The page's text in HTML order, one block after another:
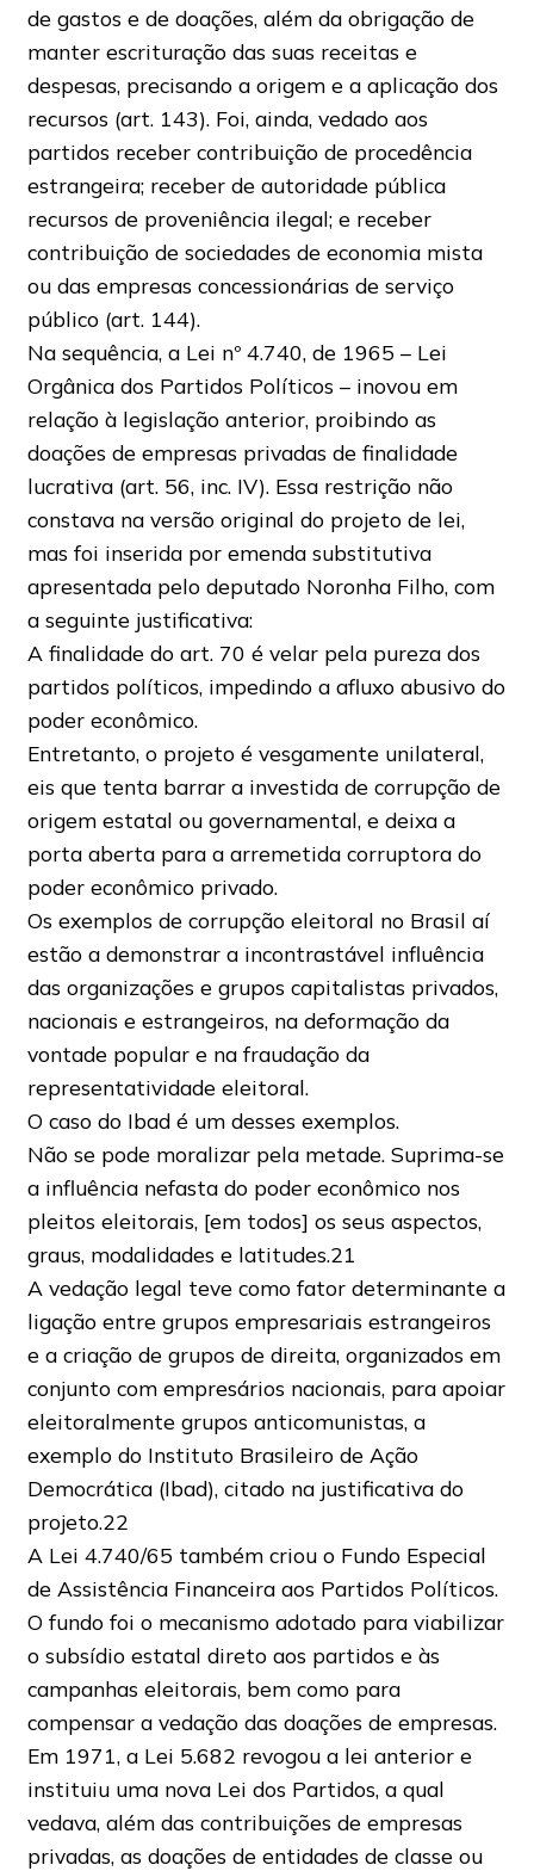
de gastos e de doações, além da obrigação de
manter escrituração das suas receitas e
despesas, precisando a origem e a aplicação dos
recursos (art. 143). Foi, ainda, vedado aos
partidos receber contribuição de procedência
estrangeira; receber de autoridade pública
recursos de proveniência ilegal; e receber
contribuição de sociedades de economia mista
ou das empresas concessionárias de serviço
público (art. 144).
Na sequência, a Lei nº 4.740, de 1965 – Lei
Orgânica dos Partidos Políticos – inovou em
relação à legislação anterior, proibindo as
doações de empresas privadas de finalidade
lucrativa (art. 56, inc. IV). Essa restrição não
constava na versão original do projeto de lei,
mas foi inserida por emenda substitutiva
apresentada pelo deputado Noronha Filho, com
a seguinte justificativa:
A finalidade do art. 70 é velar pela pureza dos
partidos políticos, impedindo a afluxo abusivo do
poder econômico.
Entretanto, o projeto é vesgamente unilateral,
eis que tenta barrar a investida de corrupção de
origem estatal ou governamental, e deixa a
porta aberta para a arremetida corruptora do
poder econômico privado.
Os exemplos de corrupção eleitoral no Brasil aí
estão a demonstrar a incontrastável influência
das organizações e grupos capitalistas privados,
nacionais e estrangeiros, na deformação da
vontade popular e na fraudação da
representatividade eleitoral.
O caso do Ibad é um desses exemplos.
Não se pode moralizar pela metade. Suprima-se
a influência nefasta do poder econômico nos
pleitos eleitorais, [em todos] os seus aspectos,
graus, modalidades e latitudes.21
A vedação legal teve como fator determinante a
ligação entre grupos empresariais estrangeiros
e a criação de grupos de direita, organizados em
conjunto com empresários nacionais, para apoiar
eleitoralmente grupos anticomunistas, a
exemplo do Instituto Brasileiro de Ação
Democrática (Ibad), citado na justificativa do
projeto.22
A Lei 4.740/65 também criou o Fundo Especial
de Assistência Financeira aos Partidos Políticos.
O fundo foi o mecanismo adotado para viabilizar
o subsídio estatal direto aos partidos e às
campanhas eleitorais, bem como para
compensar a vedação das doações de empresas.
Em 1971, a Lei 5.682 revogou a lei anterior e
instituiu uma nova Lei dos Partidos, a qual
vedava, além das contribuições de empresas
privadas, as doações de entidades de classe ou